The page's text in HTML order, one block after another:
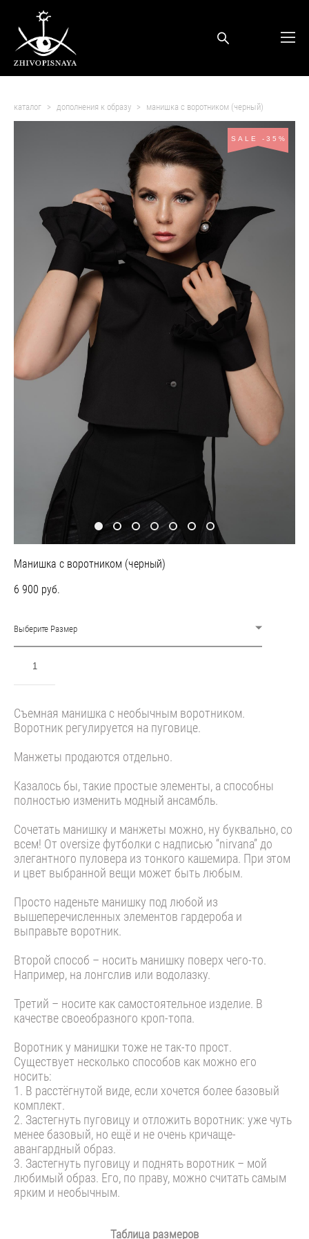
каталог > дополнения к образу > манишка с воротником (черный)
SALE -35%
Манишка с воротником (черный)
6 900 pуб.
Выберите Размер
Съемная манишка с необычным воротником.
Воротник регулируется на пуговице.
Манжеты продаются отдельно.
Казалось бы, такие простые элементы, а способны
полностью изменить модный ансамбль.
Сочетать манишку и манжеты можно, ну буквально, со
всем! От oversize футболки с надписью “nirvana” до
элегантного пуловера из тонкого кашемира. При этом
и цвет выбранной вещи может быть любым.
Просто наденьте манишку под любой из
вышеперечисленных элементов гардероба и
выправьте воротник.
Второй способ – носить манишку поверх чего-то.
Например, на лонгслив или водолазку.
Третий – носите как самостоятельное изделие. В
качестве своеобразного кроп-топа.
Воротник у манишки тоже не так-то прост.
Существует несколько способов как можно его
носить:
1. В расстёгнутой виде, если хочется более базовый
комплект.
2. Застегнуть пуговицу и отложить воротник: уже чуть
менее базовый, но ещё и не очень кричаще-
авангардный образ.
3. Застегнуть пуговицу и поднять воротник – мой
любимый образ. Его, по праву, можно считать самым
ярким и необычным.
Таблица размеров